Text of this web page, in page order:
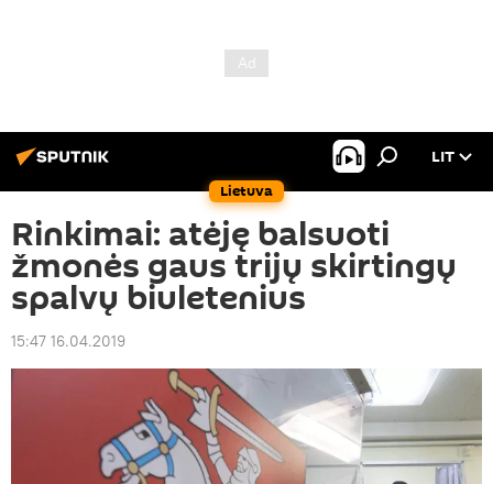
Lietuva
LIT
Rinkimai: atėję balsuoti
žmonės gaus trijų skirtingų
spalvų biuletenius
15:47 16.04.2019